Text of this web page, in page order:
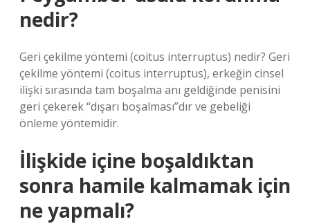
nedir?
Geri çekilme yöntemi (coitus interruptus) nedir? Geri
çekilme yöntemi (coitus interruptus), erkeğin cinsel
ilişki sırasında tam boşalma anı geldiğinde penisini
geri çekerek “dışarı boşalması”dır ve gebeliği
önleme yöntemidir.
İlişkide içine boşaldıktan
sonra hamile kalmamak için
ne yapmalı?